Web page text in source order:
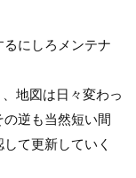
にしろメンテナ
地図は日々変わっ
逆も当然短い間
て更新していく